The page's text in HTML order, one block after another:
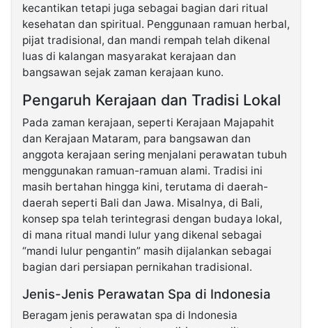
kecantikan tetapi juga sebagai bagian dari ritual
kesehatan dan spiritual. Penggunaan ramuan herbal,
pijat tradisional, dan mandi rempah telah dikenal
luas di kalangan masyarakat kerajaan dan
bangsawan sejak zaman kerajaan kuno.
Pengaruh Kerajaan dan Tradisi Lokal
Pada zaman kerajaan, seperti Kerajaan Majapahit
dan Kerajaan Mataram, para bangsawan dan
anggota kerajaan sering menjalani perawatan tubuh
menggunakan ramuan-ramuan alami. Tradisi ini
masih bertahan hingga kini, terutama di daerah-
daerah seperti Bali dan Jawa. Misalnya, di Bali,
konsep spa telah terintegrasi dengan budaya lokal,
di mana ritual mandi lulur yang dikenal sebagai
“mandi lulur pengantin” masih dijalankan sebagai
bagian dari persiapan pernikahan tradisional.
Jenis-Jenis Perawatan Spa di Indonesia
Beragam jenis perawatan spa di Indonesia